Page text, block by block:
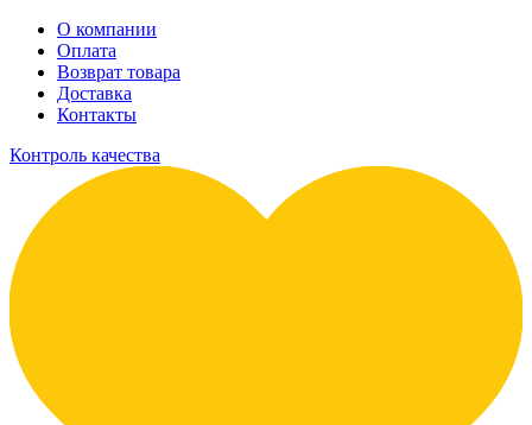
О компании
Оплата
Возврат товара
Доставка
Контакты
Контроль качества